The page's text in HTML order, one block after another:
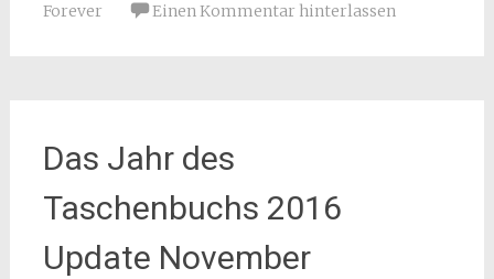
Forever
Einen Kommentar hinterlassen
Das Jahr des
Taschenbuchs 2016
Update November